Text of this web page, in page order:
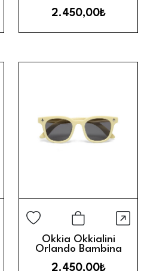
(6-10 Yaş) // Green
2.450,00₺
Görünüm
Sepete
Okkia Okkialini
Orlando Bambina
(6-10 Yaş) // Cream
2.450,00₺